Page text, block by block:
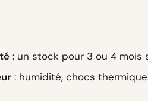
: un stock pour 3 ou 4 mois
: humidité, chocs